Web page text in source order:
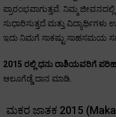
ಪ್ರಾರಂಭವಾಗುತ್ತವೆ. ನಿಮ್ಮ
ಸುಧಾರಿಸುತ್ತದೆ ಮತ್ತು
ಇದು ನಿಮಗೆ ಸಾಕಷ್ಟು ಸಾಹಸಮಯ
2015 ರಲ್ಲಿ ಧನು ರಾಶಿಯವರಿಗೆ
ಆಲೂಗೆಡ್ಡೆ ದಾನ ಮಾಡಿ.
ಮಕರ ಜಾತಕ 2015